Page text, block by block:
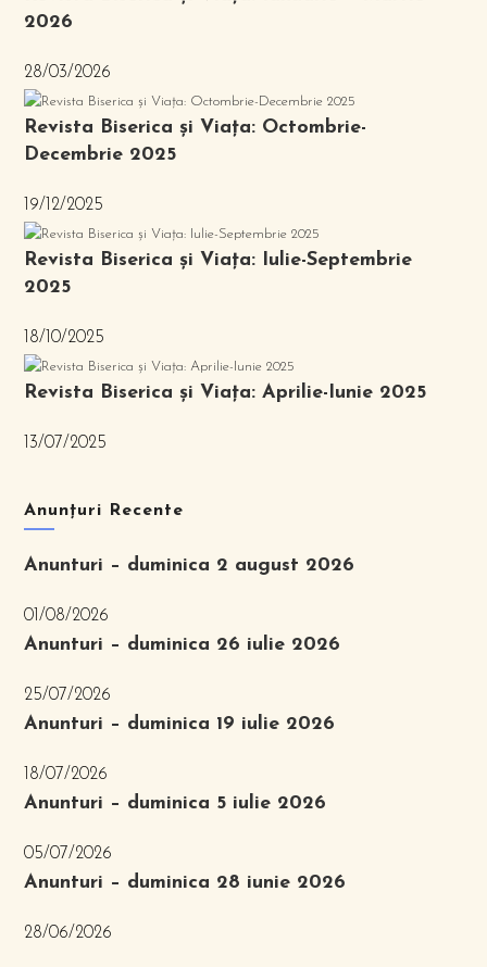
2026
28/03/2026
Revista Biserica și Viața: Octombrie-
Decembrie 2025
19/12/2025
Revista Biserica și Viața: Iulie-Septembrie
2025
18/10/2025
Revista Biserica și Viața: Aprilie-Iunie 2025
13/07/2025
Anunțuri Recente
Anunturi – duminica 2 august 2026
01/08/2026
Anunturi – duminica 26 iulie 2026
25/07/2026
Anunturi – duminica 19 iulie 2026
18/07/2026
Anunturi – duminica 5 iulie 2026
05/07/2026
Anunturi – duminica 28 iunie 2026
28/06/2026